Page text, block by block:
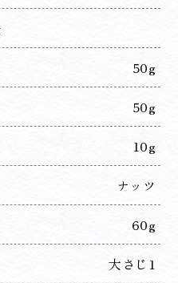
50g
50g
10g
ナッツ
60g
大さじ1